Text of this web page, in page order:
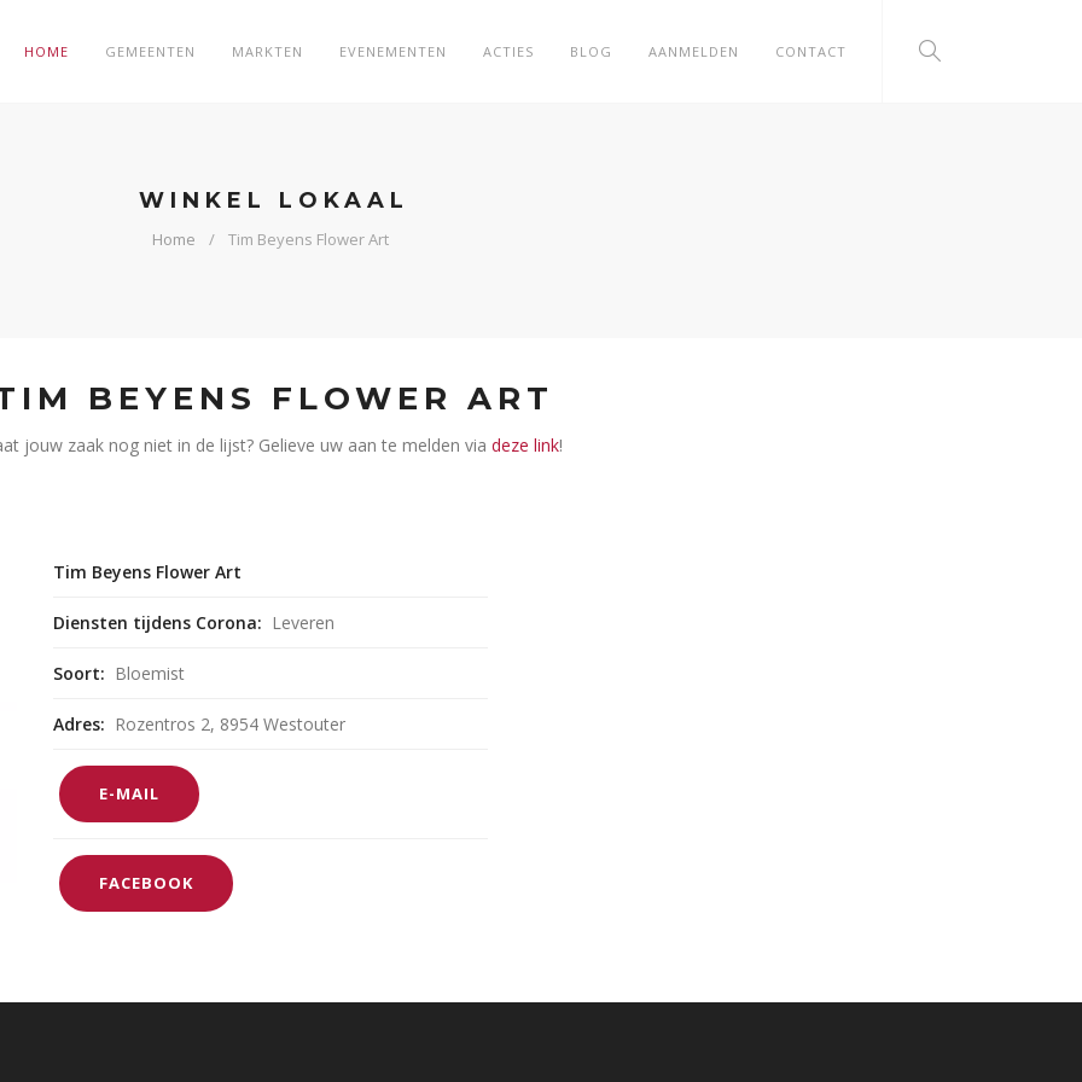
HOME GEMEENTEN MARKTEN EVENEMENTEN ACTIES BLOG AANMELDEN CONTACT
WINKEL LOKAAL
Home Tim Beyens Flower Art
BEYENS FLOWER ART
jouw zaak nog niet in de lijst? Gelieve uw aan te melden via deze link!
Tim Beyens Flower Art
Diensten tijdens Corona: Leveren
Soort: Bloemist
Adres: Rozentros 2, 8954 Westouter
E-MAIL
FACEBOOK